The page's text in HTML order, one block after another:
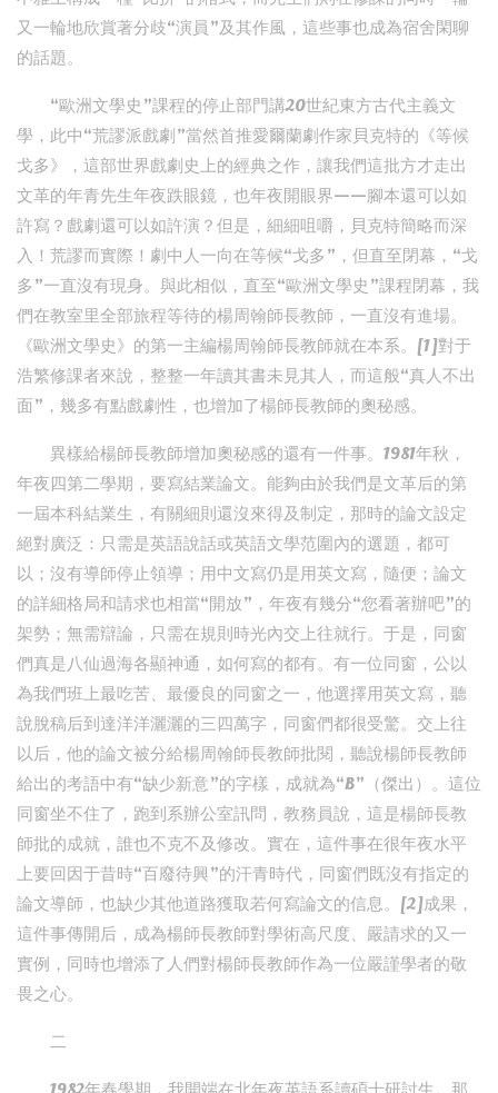
又一輪地欣賞著分歧“演員”及其作風，這些事也成為宿舍閑聊
的話題。
“歐洲文學史”課程的停止部門講20世紀東方古代主義文
學，此中“荒謬派戲劇”當然首推愛爾蘭劇作家貝克特的《等候
戈多》，這部世界戲劇史上的經典之作，讓我們這批方才走出
文革的年青先生年夜跌眼鏡，也年夜開眼界——腳本還可以如
許寫？戲劇還可以如許演？但是，細細咀嚼，貝克特簡略而深
入！荒謬而實際！劇中人一向在等候“戈多”，但直至閉幕，“戈
多”一直沒有現身。與此相似，直至“歐洲文學史”課程閉幕，我
們在教室里全部旅程等待的楊周翰師長教師，一直沒有進場。
《歐洲文學史》的第一主編楊周翰師長教師就在本系。[1]對于
浩繁修課者來說，整整一年讀其書未見其人，而這般“真人不出
面”，幾多有點戲劇性，也增加了楊師長教師的奧秘感。
異樣給楊師長教師增加奧秘感的還有一件事。1981年秋，
年夜四第二學期，要寫結業論文。能夠由於我們是文革后的第
一屆本科結業生，有關細則還沒來得及制定，那時的論文設定
絕對廣泛：只需是英語說話或英語文學范圍內的選題，都可
以；沒有導師停止領導；用中文寫仍是用英文寫，隨便；論文
的詳細格局和請求也相當“開放”，年夜有幾分“您看著辦吧”的
架勢；無需辯論，只需在規則時光內交上往就行。于是，同窗
們真是八仙過海各顯神通，如何寫的都有。有一位同窗，公以
為我們班上最吃苦、最優良的同窗之一，他選擇用英文寫，聽
說脫稿后到達洋洋灑灑的三四萬字，同窗們都很受驚。交上往
以后，他的論文被分給楊周翰師長教師批閱，聽說楊師長教師
給出的考語中有“缺少新意”的字樣，成就為“B”（傑出）。這位
同窗坐不住了，跑到系辦公室訊問，教務員說，這是楊師長教
師批的成就，誰也不克不及修改。實在，這件事在很年夜水平
上要回因于昔時“百廢待興”的汗青時代，同窗們既沒有指定的
論文導師，也缺少其他道路獲取若何寫論文的信息。[2]成果，
這件事傳開后，成為楊師長教師對學術高尺度、嚴請求的又一
實例，同時也增添了人們對楊師長教師作為一位嚴謹學者的敬
畏之心。
二